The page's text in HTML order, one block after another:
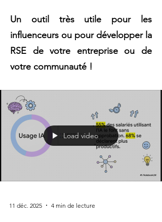
Un outil très utile pour les
influenceurs ou pour développer la
RSE de votre entreprise ou de
votre communauté !
Load video
11 déc. 2025 4 min de lecture